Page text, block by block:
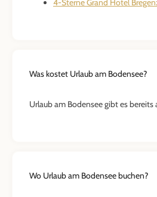
4-Sterne Grand Hotel
Was kostet Urlaub am Bodensee?
Urlaub am Bodensee gibt es
Wo Urlaub am Bodensee buchen?